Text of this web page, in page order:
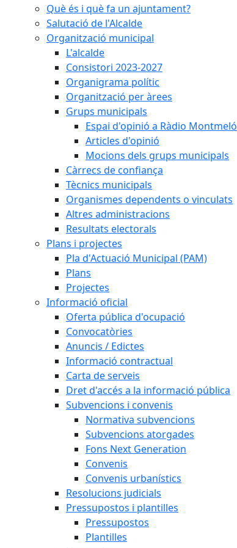
Què és i què fa un ajuntament?
Salutació de l'Alcalde
Organització municipal
L'alcalde
Consistori 2023-2027
Organigrama polític
Organització per àrees
Grups municipals
Espai d'opinió a Ràdio Montmeló
Articles d'opinió
Mocions dels grups municipals
Càrrecs de confiança
Tècnics municipals
Organismes dependents o vinculats
Altres administracions
Resultats electorals
Plans i projectes
Pla d'Actuació Municipal (PAM)
Plans
Projectes
Informació oficial
Oferta pública d'ocupació
Convocatòries
Anuncis / Edictes
Informació contractual
Carta de serveis
Dret d'accés a la informació pública
Subvencions i convenis
Normativa subvencions
Subvencions atorgades
Fons Next Generation
Convenis
Convenis urbanístics
Resolucions judicials
Pressupostos i plantilles
Pressupostos
Plantilles